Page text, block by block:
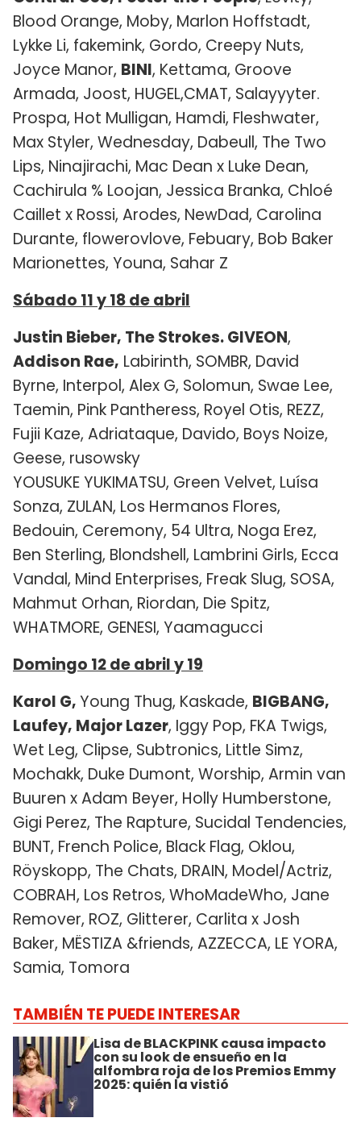
Blood Orange, Moby, Marlon Hoffstadt,
Lykke Li, fakemink, Gordo, Creepy Nuts,
Joyce Manor, BINI, Kettama, Groove
Armada, Joost, HUGEL,CMAT, Salayyyter.
Prospa, Hot Mulligan, Hamdi, Fleshwater,
Max Styler, Wednesday, Dabeull, The Two
Lips, Ninajirachi, Mac Dean x Luke Dean,
Cachirula % Loojan, Jessica Branka, Chloé
Caillet x Rossi, Arodes, NewDad, Carolina
Durante, flowerovlove, Febuary, Bob Baker
Marionettes, Youna, Sahar Z
Sábado 11 y 18 de abril
Justin Bieber, The Strokes. GIVEON,
Addison Rae, Labirinth, SOMBR, David
Byrne, Interpol, Alex G, Solomun, Swae Lee,
Taemin, Pink Pantheress, Royel Otis, REZZ,
Fujii Kaze, Adriataque, Davido, Boys Noize,
Geese, rusowsky
YOUSUKE YUKIMATSU, Green Velvet, Luísa
Sonza, ZULAN, Los Hermanos Flores,
Bedouin, Ceremony, 54 Ultra, Noga Erez,
Ben Sterling, Blondshell, Lambrini Girls, Ecca
Vandal, Mind Enterprises, Freak Slug, SOSA,
Mahmut Orhan, Riordan, Die Spitz,
WHATMORE, GENESI, Yaamagucci
Domingo 12 de abril y 19
Karol G,Young Thug, Kaskade, BIGBANG,
Laufey, Major Lazer, Iggy Pop, FKA Twigs,
Wet Leg, Clipse, Subtronics, Little Simz,
Mochakk, Duke Dumont, Worship, Armin van
Buuren x Adam Beyer, Holly Humberstone,
Gigi Perez, The Rapture, Sucidal Tendencies,
BUNT, French Police, Black Flag, Oklou,
Röyskopp, The Chats, DRAIN, Model/Actriz,
COBRAH, Los Retros, WhoMadeWho, Jane
Remover, ROZ, Glitterer, Carlita x Josh
Baker, MËSTIZA &friends, AZZECCA, LE YORA,
Samia, Tomora
TAMBIÉN TE PUEDE INTERESAR
Lisa de BLACKPINK causa impacto
con su look de ensueño en la
alfombra roja de los Premios Emmy
2025: quién la vistió